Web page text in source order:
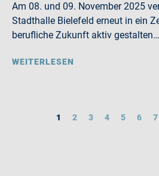
Am 08. und 09. November 2025
Stadthalle Bielefeld erneut in ein
berufliche Zukunft aktiv gestalten…
WEITERLESEN
1 2 3 4 5 6 7